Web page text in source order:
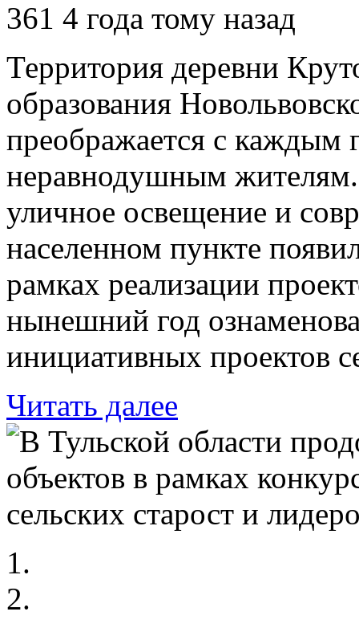
361 4 года тому назад
Территория деревни
образования
преображается с каждым
неравнодушным жителям.
уличное освещение и
населенном пункте
рамках реализации
нынешний год
инициативных проектов
Читать далее